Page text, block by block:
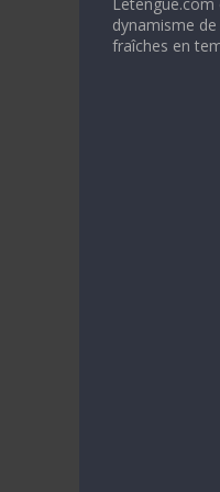
dynamisme
fraîches en